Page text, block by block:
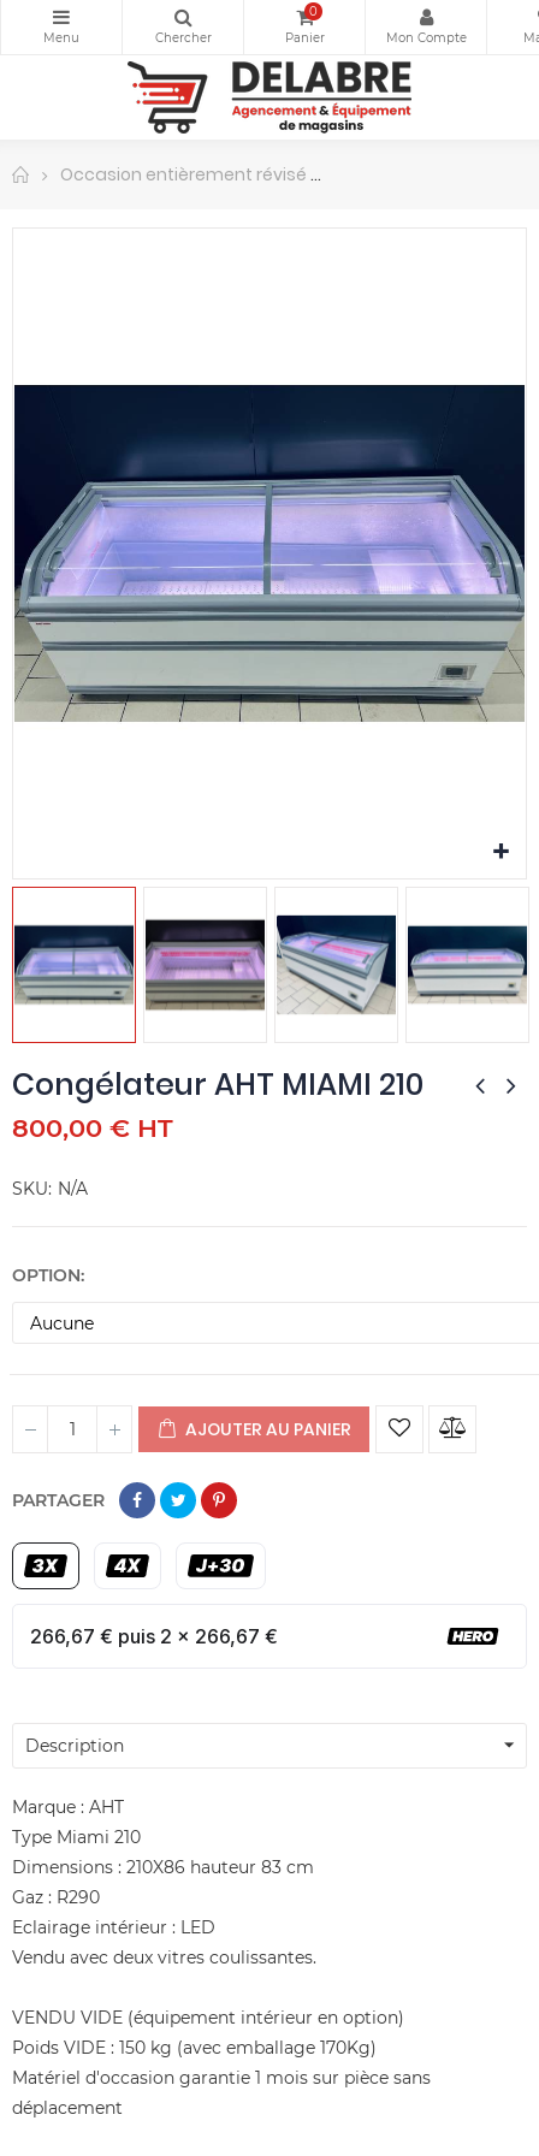
0
Occasion entièrement révisé
Congélateur AHT MIAMI 210
800,00 € HT
SKU N/A
OPTION
AJOUTER AU PANIER
PARTAGER
266,67 € puis 2 x 266,67 €
Description
Marque : AHT
Type Miami 210
Dimensions : 210X86 hauteur 83 cm
Gaz : R290
Eclairage intérieur : LED
Vendu avec deux vitres coulissantes.
VENDU VIDE (équipement intérieur en option)
Poids VIDE : 150 kg (avec emballage 170Kg)
Matériel d'occasion garantie 1 mois sur pièce sans
déplacement